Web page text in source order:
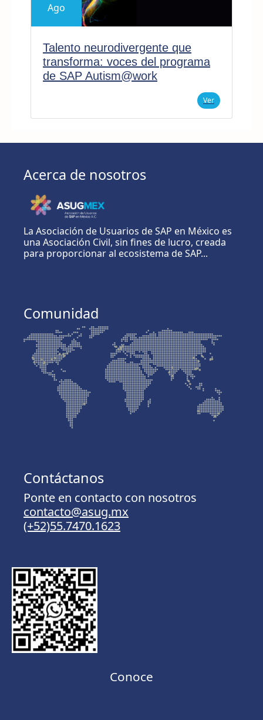
Ago
Talento neurodivergente que
transforma: voces del programa
de SAP Autism@work
Ver
Acerca de nosotros
La Asociación de Usuarios de SAP en México es
una Asociación Civil, sin fines de lucro, creada
para proporcionar al ecosistema de SAP...
Comunidad
Contáctanos
Ponte en contacto con nosotros
contacto@asug.mx
(+52)55.7470.1623
Conoce